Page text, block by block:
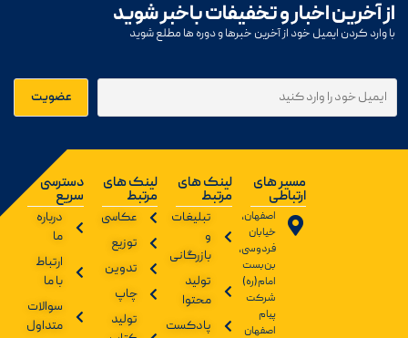
از آخرین اخبار و تخفیفات باخبر شوید
با وارد کردن ایمیل خود از آخرین خبرها و دوره ها مطلع شوید
مسیر های
ارتباطی
اصفهان،
خیابان
فردوسی،
بن‌بست
امام(ره)
شرکت
پیام
اصفهان
لینک های
مرتبط
تبلیغات
و
بازرگانی
تولید
محتوا
پادکست
لینک های
مرتبط
عکاسی
توزیع
تدوین
چاپ
تولید
دسترسی
سریع
درباره
ما
ارتباط
با ما
سوالات
متداول